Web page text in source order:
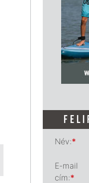
Név:*
E-mail
cím:*